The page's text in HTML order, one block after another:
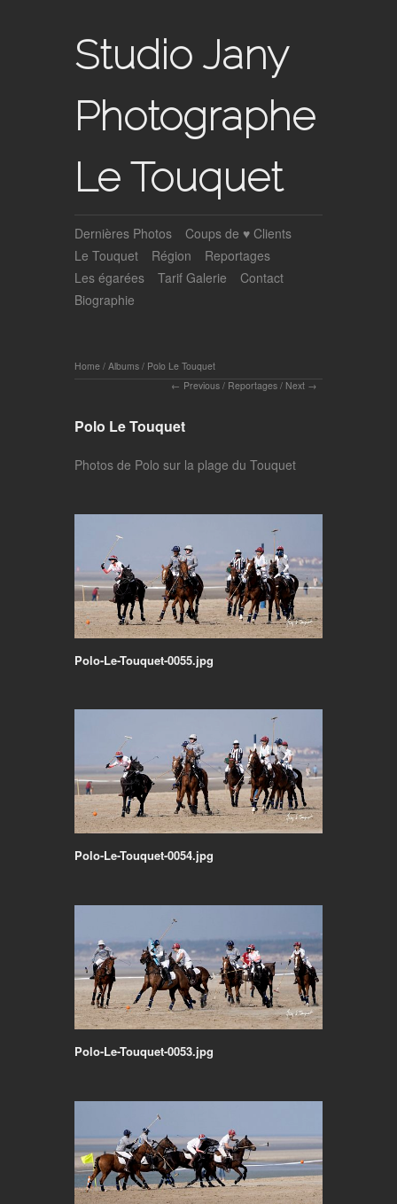
Studio Jany
Photographe
Le Touquet
Dernières Photos
Coups de ♥ Clients
Le Touquet
Région
Reportages
Les égarées
Tarif Galerie
Contact
Biographie
Home / Albums / Polo Le Touquet
Previous / Reportages / Next
Polo Le Touquet
Photos de Polo sur la plage du Touquet
Polo-Le-Touquet-0055.jpg
Polo-Le-Touquet-0054.jpg
Polo-Le-Touquet-0053.jpg